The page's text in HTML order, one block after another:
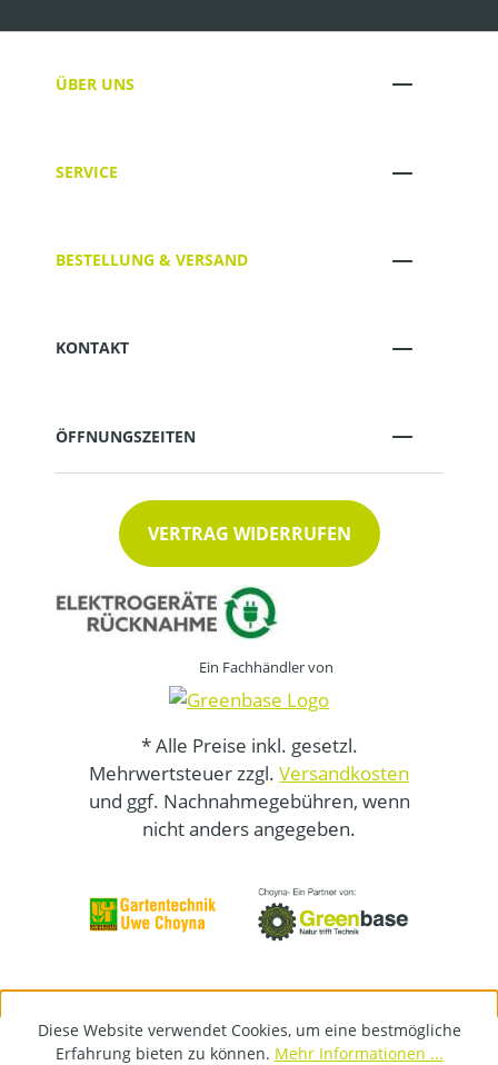
ÜBER UNS
SERVICE
BESTELLUNG & VERSAND
KONTAKT
ÖFFNUNGSZEITEN
VERTRAG WIDERRUFEN
Ein Fachhändler von
* Alle Preise inkl. gesetzl.
Mehrwertsteuer zzgl. Versandkosten
und ggf. Nachnahmegebühren, wenn
nicht anders angegeben.
Diese Website verwendet Cookies, um eine bestmögliche
Erfahrung bieten zu können. Mehr Informationen ...